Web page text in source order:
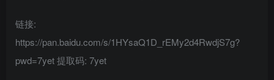
链接:
https://pan.baidu.com/s/1HYsaQ1D_rEMy2d4RwdjS7g?
pwd=7yet 提取码: 7yet